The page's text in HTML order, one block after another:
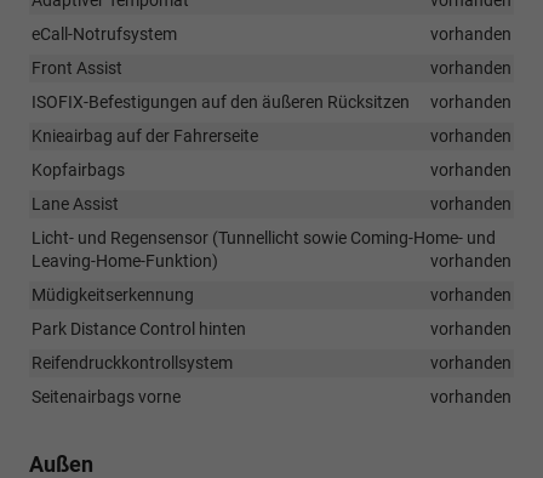
eCall-Notrufsystem
vorhanden
Front Assist
vorhanden
ISOFIX-Befestigungen auf den äußeren Rücksitzen
vorhanden
Knieairbag auf der Fahrerseite
vorhanden
Kopfairbags
vorhanden
Lane Assist
vorhanden
Licht- und Regensensor (Tunnellicht sowie Coming-Home- und
Leaving-Home-Funktion)
vorhanden
Müdigkeitserkennung
vorhanden
Park Distance Control hinten
vorhanden
Reifendruckkontrollsystem
vorhanden
Seitenairbags vorne
vorhanden
Außen